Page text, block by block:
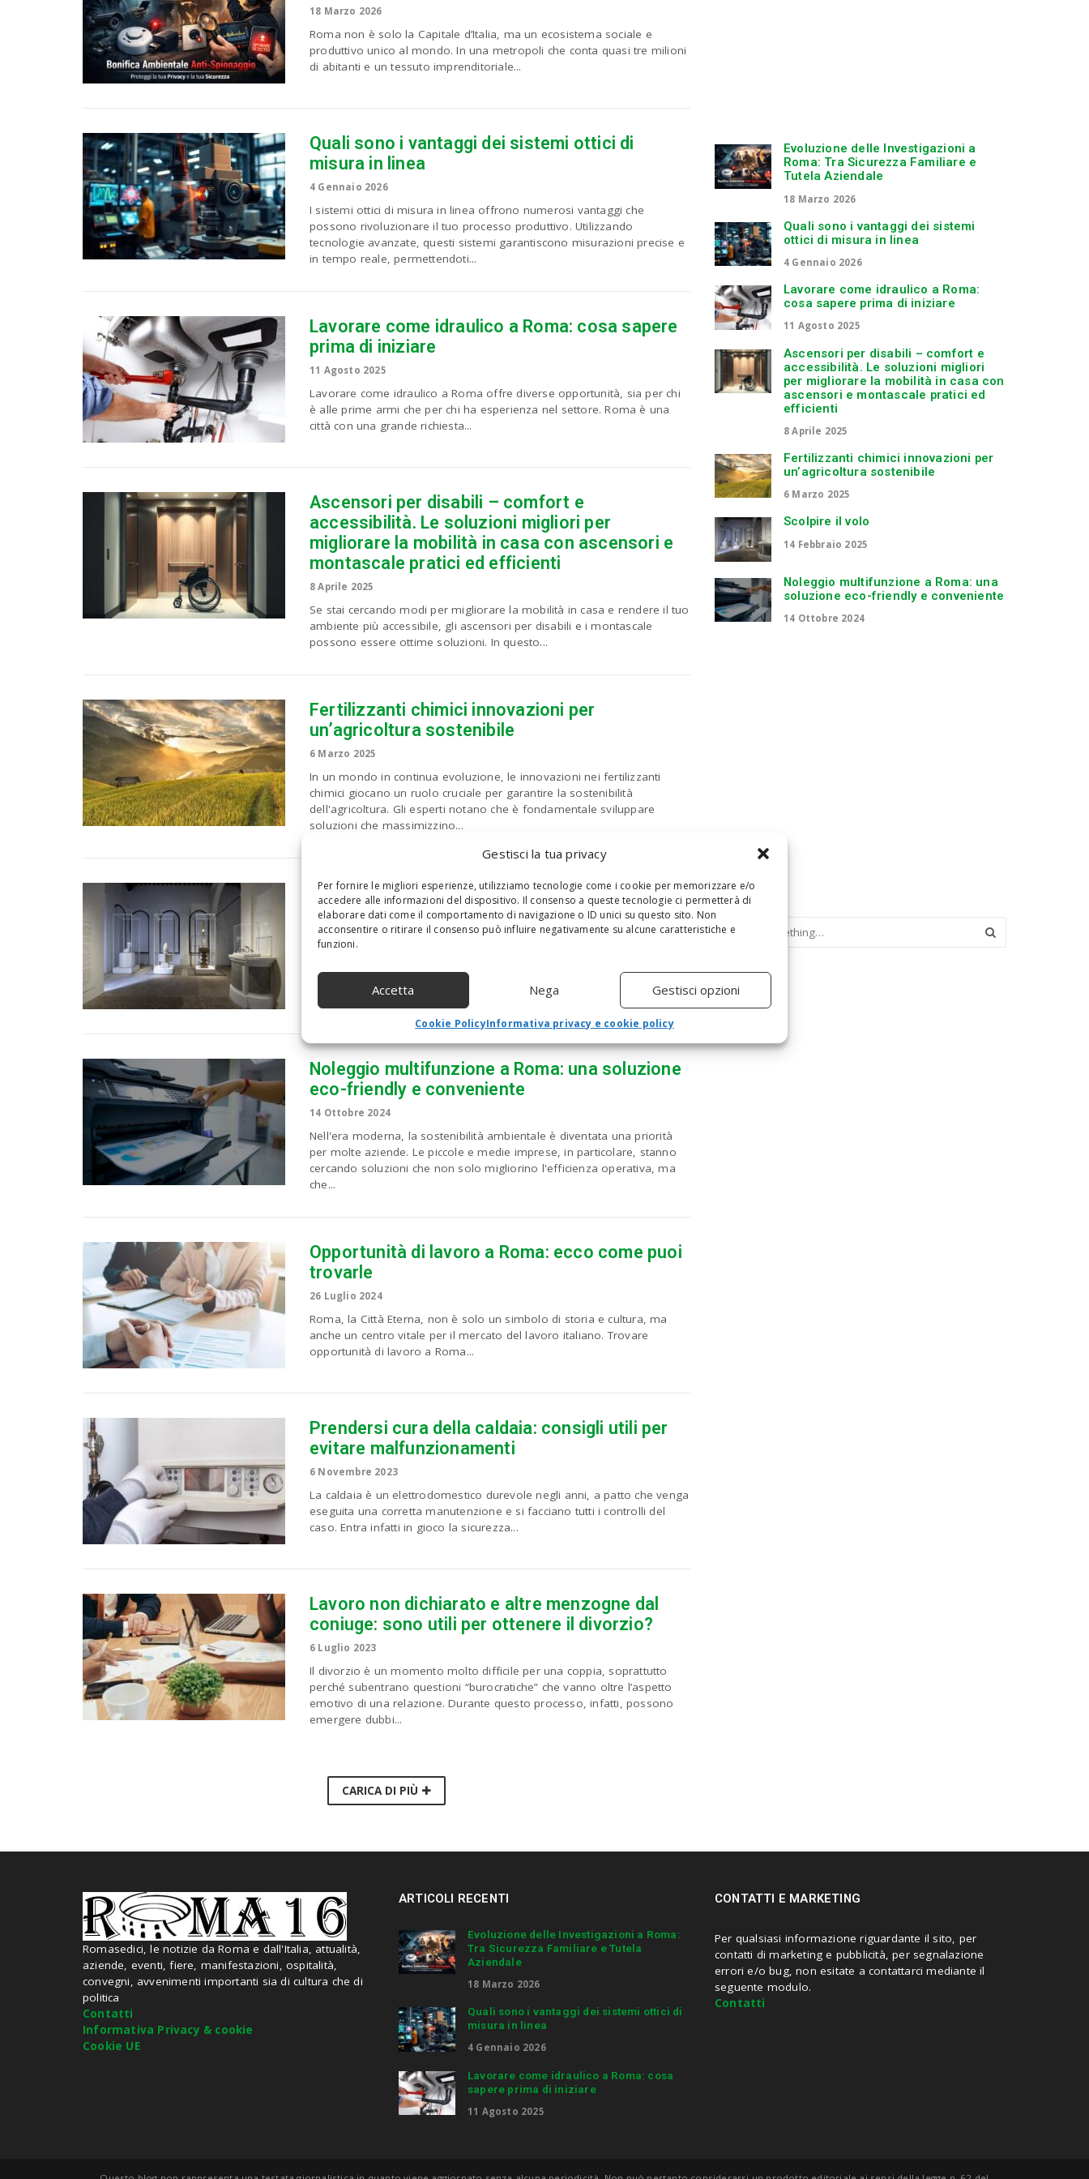
Gestisci la tua privacy
Per fornire le migliori esperienze, utilizziamo tecnologie come i cookie per memorizzare e/o
accedere alle informazioni del dispositivo. Il consenso a queste tecnologie ci permetterà di
elaborare dati come il comportamento di navigazione o ID unici su questo sito. Non
acconsentire o ritirare il consenso può influire negativamente su alcune caratteristiche e
funzioni.
Accetta Nega Gestisci opzioni
Cookie PolicyInformativa privacy e cookie policy
18 Marzo 2026
Roma non è solo la Capitale d’Italia, ma un ecosistema sociale e
produttivo unico al mondo. In una metropoli che conta quasi tre milioni
di abitanti e un tessuto imprenditoriale...
Quali sono i vantaggi dei sistemi ottici di
misura in linea
4 Gennaio 2026
I sistemi ottici di misura in linea offrono numerosi vantaggi che
possono rivoluzionare il tuo processo produttivo. Utilizzando
tecnologie avanzate, questi sistemi garantiscono misurazioni precise e
in tempo reale, permettendoti...
Lavorare come idraulico a Roma: cosa sapere
prima di iniziare
11 Agosto 2025
Lavorare come idraulico a Roma offre diverse opportunità, sia per chi
è alle prime armi che per chi ha esperienza nel settore. Roma è una
città con una grande richiesta...
Ascensori per disabili – comfort e
accessibilità. Le soluzioni migliori per
migliorare la mobilità in casa con ascensori e
montascale pratici ed efficienti
8 Aprile 2025
Se stai cercando modi per migliorare la mobilità in casa e rendere il tuo
ambiente più accessibile, gli ascensori per disabili e i montascale
possono essere ottime soluzioni. In questo...
Fertilizzanti chimici innovazioni per
un’agricoltura sostenibile
6 Marzo 2025
In un mondo in continua evoluzione, le innovazioni nei fertilizzanti
chimici giocano un ruolo cruciale per garantire la sostenibilità
dell'agricoltura. Gli esperti notano che è fondamentale sviluppare
soluzioni che massimizzino...
Scolpire il volo
14 Febbraio 2025
Il Parco archeologico del Colosseo, in co-organizzazione con il Centre
mostra “Brancusi: scolpire il volo”, una selezione di opere dell’artista...
Noleggio multifunzione a Roma: una soluzione
eco-friendly e conveniente
14 Ottobre 2024
Nell'era moderna, la sostenibilità ambientale è diventata una priorità
per molte aziende. Le piccole e medie imprese, in particolare, stanno
cercando soluzioni che non solo migliorino l'efficienza operativa, ma
che...
Opportunità di lavoro a Roma: ecco come puoi
trovarle
26 Luglio 2024
Roma, la Città Eterna, non è solo un simbolo di storia e cultura, ma
anche un centro vitale per il mercato del lavoro italiano. Trovare
opportunità di lavoro a Roma...
Prendersi cura della caldaia: consigli utili per
evitare malfunzionamenti
6 Novembre 2023
La caldaia è un elettrodomestico durevole negli anni, a patto che venga
eseguita una corretta manutenzione e si facciano tutti i controlli del
caso. Entra infatti in gioco la sicurezza...
Lavoro non dichiarato e altre menzogne dal
coniuge: sono utili per ottenere il divorzio?
6 Luglio 2023
Il divorzio è un momento molto difficile per una coppia, soprattutto
perché subentrano questioni “burocratiche” che vanno oltre l’aspetto
emotivo di una relazione. Durante questo processo, infatti, possono
emergere dubbi...
CARICA DI PIÙ
Evoluzione delle Investigazioni a
Roma: Tra Sicurezza Familiare e
Tutela Aziendale
18 Marzo 2026
Quali sono i vantaggi dei sistemi
ottici di misura in linea
4 Gennaio 2026
Lavorare come idraulico a Roma:
cosa sapere prima di iniziare
11 Agosto 2025
Ascensori per disabili – comfort e
accessibilità. Le soluzioni migliori
per migliorare la mobilità in casa con
ascensori e montascale pratici ed
efficienti
8 Aprile 2025
Fertilizzanti chimici innovazioni per
un’agricoltura sostenibile
6 Marzo 2025
Scolpire il volo
14 Febbraio 2025
Noleggio multifunzione a Roma: una
soluzione eco-friendly e conveniente
14 Ottobre 2024
S
r
c
h
d
Romasedici, le notizie da Roma e dall'Italia, attualità,
aziende, eventi, fiere, manifestazioni, ospitalità,
convegni, avvenimenti importanti sia di cultura che di
politica
Contatti
Informativa Privacy & cookie
Cookie UE
ARTICOLI RECENTI
Evoluzione delle Investigazioni a Roma:
Tra Sicurezza Familiare e Tutela
Aziendale
18 Marzo 2026
Quali sono i vantaggi dei sistemi ottici di
misura in linea
4 Gennaio 2026
Lavorare come idraulico a Roma: cosa
sapere prima di iniziare
11 Agosto 2025
CONTATTI E MARKETING
Per qualsiasi informazione riguardante il sito, per
contatti di marketing e pubblicità, per segnalazione
errori e/o bug, non esitate a contattarci mediante il
seguente modulo.
Contatti